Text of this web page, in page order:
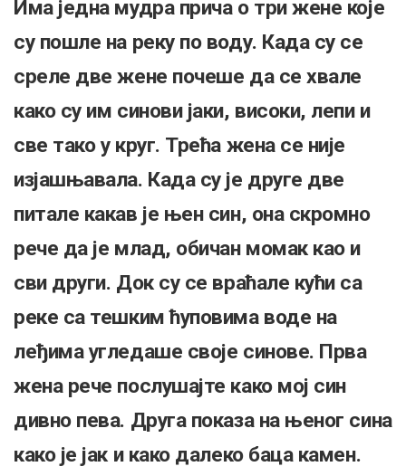
Има једна мудра прича о три жене које
су пошле на реку по воду. Када су се
среле две жене почеше да се хвале
како су им синови јаки, високи, лепи и
све тако у круг. Трећа жена се није
изјашњавала. Када су је друге две
питале какав је њен син, она скромно
рече да је млад, обичан момак као и
сви други. Док су се враћале кући са
реке са тешким ћуповима воде на
леђима угледаше своје синове. Прва
жена рече послушајте како мој син
дивно пева. Друга показа на њеног сина
како је јак и како далеко баца камен.